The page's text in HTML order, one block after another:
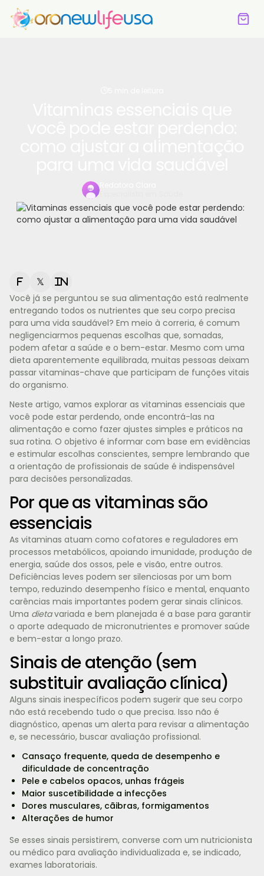
Especialista em Saúde
f 𝕏 in
Você já se perguntou se sua alimentação está realmente
entregando todos os nutrientes que seu corpo precisa
para uma vida saudável? Em meio à correria, é comum
negligenciarmos pequenas escolhas que, somadas,
podem afetar a saúde e o bem-estar. Mesmo com uma
dieta aparentemente equilibrada, muitas pessoas deixam
passar vitaminas-chave que participam de funções vitais
do organismo.
Neste artigo, vamos explorar as vitaminas essenciais que
você pode estar perdendo, onde encontrá-las na
alimentação e como fazer ajustes simples e práticos na
sua rotina. O objetivo é informar com base em evidências
e estimular escolhas conscientes, sempre lembrando que
a orientação de profissionais de saúde é indispensável
para decisões personalizadas.
Por que as vitaminas são
essenciais
As vitaminas atuam como cofatores e reguladores em
processos metabólicos, apoiando imunidade, produção de
energia, saúde dos ossos, pele e visão, entre outros.
Deficiências leves podem ser silenciosas por um bom
tempo, reduzindo desempenho físico e mental, enquanto
carências mais importantes podem gerar sinais clínicos.
Uma dietavariada e bem planejada é a base para garantir
o aporte adequado de micronutrientes e promover saúde
e bem-estar a longo prazo.
Sinais de atenção (sem
substituir avaliação clínica)
Alguns sinais inespecíficos podem sugerir que seu corpo
não está recebendo tudo o que precisa. Isso não é
diagnóstico, apenas um alerta para revisar a alimentação
e, se necessário, buscar avaliação profissional.
Cansaço frequente, queda de desempenho e
dificuldade de concentração
Pele e cabelos opacos, unhas frágeis
Maior suscetibilidade a infecções
Dores musculares, cãibras, formigamentos
Alterações de humor
Se esses sinais persistirem, converse com um nutricionista
ou médico para avaliação individualizada e, se indicado,
exames laboratoriais.